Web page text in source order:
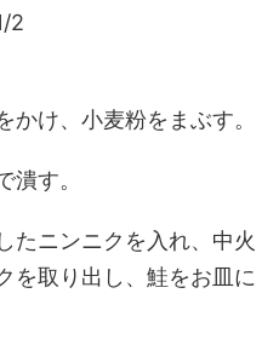
2
かけ、小麦粉をまぶす。
潰す。
たニンニクを入れ、中火
を取り出し、鮭をお皿に